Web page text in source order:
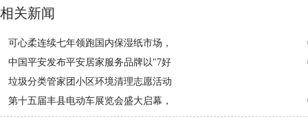
相关新闻
可心柔连续七年领跑国内保湿纸市场，
中国平安发布平安居家服务品牌以"7好
垃圾分类管家团小区环境清理志愿活动
第十五届丰县电动车展览会盛大启幕，